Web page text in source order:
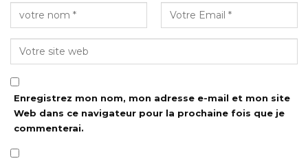
Enregistrez mon nom, mon adresse e-mail et mon site
Web dans ce navigateur pour la prochaine fois que je
commenterai.